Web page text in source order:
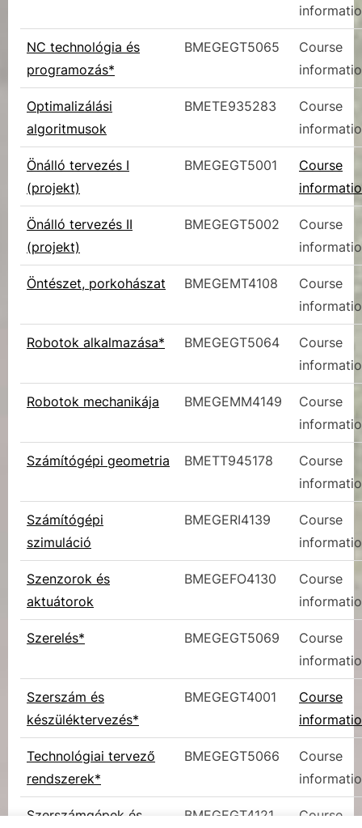
NC technológia és
programozás*
BMEGEGT5065
Course
Optimalizálási
algoritmusok
BMETE935283
Course
Önálló tervezés I
(projekt)
BMEGEGT5001
Course
Önálló tervezés II
(projekt)
BMEGEGT5002
Course
Öntészet, porkohászat BMEGEMT4108
Course
Robotok alkalmazása* BMEGEGT5064
Course
Robotok mechanikája BMEGEMM4149
Course
Számítógépi geometria BMETT945178
Course
Számítógépi
szimuláció
BMEGERI4139
Course
Szenzorok és
aktuátorok
BMEGEFO4130
Course
Szerelés* BMEGEGT5069
Course
Szerszám és
készüléktervezés*
BMEGEGT4001
Course
Technológiai tervező
rendszerek*
BMEGEGT5066
Course
Szerszámgépek és BMEGEGT4121 Course